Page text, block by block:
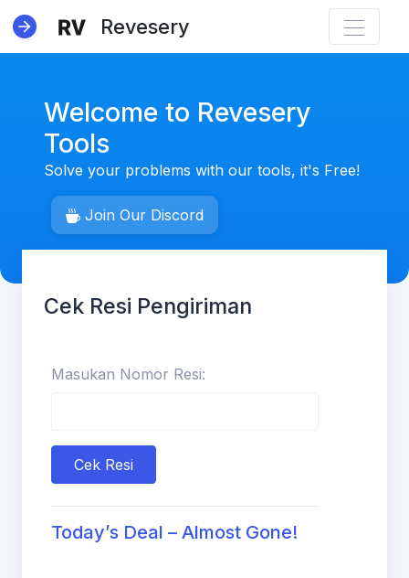
Revesery
Welcome to Revesery
Tools
Solve your problems with our tools, it's Free!
Join Our Discord
Cek Resi Pengiriman
Masukan Nomor Resi:
Cek Resi
Today’s Deal – Almost Gone!